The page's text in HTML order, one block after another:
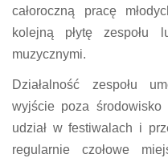
całoroczną pracę
kolejną płytę zespołu
muzycznymi.
Działalność zespołu
wyjście poza środowisko
udział w festiwalach i
regularnie czołowe